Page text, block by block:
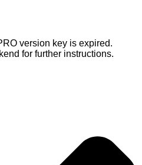
version key is expired.
for further instructions.